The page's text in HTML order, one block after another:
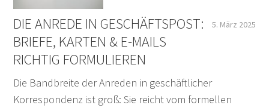
5. März 2025
DIE ANREDE IN GESCHÄFTSPOST:
BRIEFE, KARTEN & E-MAILS
RICHTIG FORMULIEREN
Die Bandbreite der Anreden in geschäftlicher
Korrespondenz ist groß: Sie reicht vom formellen